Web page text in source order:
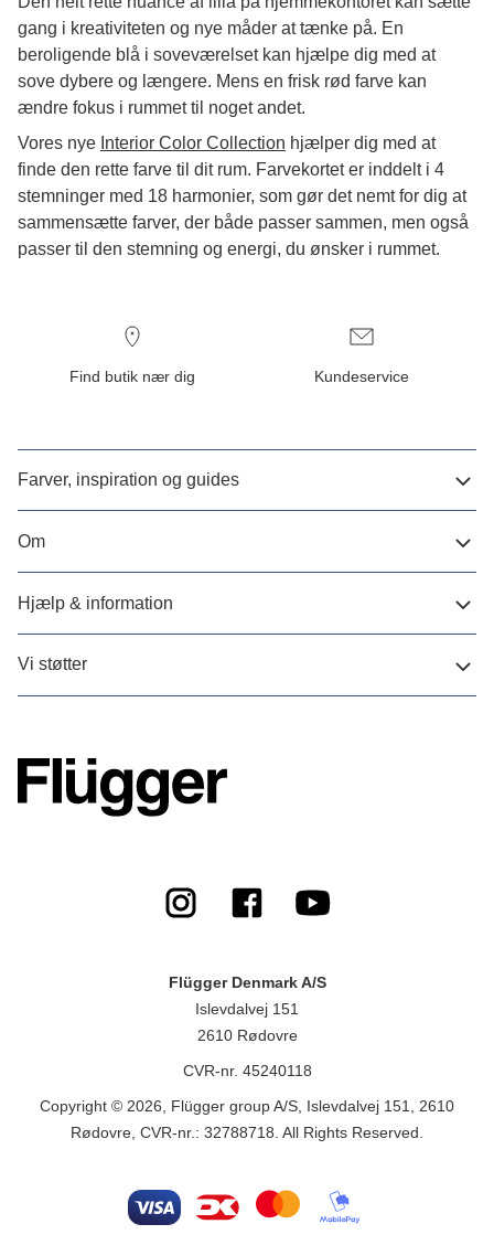
gang i kreativiteten og nye måder at tænke på. En
beroligende blå i soveværelset kan hjælpe dig med at
sove dybere og længere. Mens en frisk rød farve kan
ændre fokus i rummet til noget andet.
Vores nye Interior Color Collection hjælper dig med at
finde den rette farve til dit rum. Farvekortet er inddelt i 4
stemninger med 18 harmonier, som gør det nemt for dig at
sammensætte farver, der både passer sammen, men også
passer til den stemning og energi, du ønsker i rummet.
Find butik nær dig Kundeservice
Farver, inspiration og guides
Om
Hjælp & information
Vi støtter
Flügger Denmark A/S
Islevdalvej 151
2610 Rødovre
CVR-nr. 45240118
Copyright © 2026, Flügger group A/S, Islevdalvej 151, 2610
Rødovre, CVR-nr.: 32788718. All Rights Reserved.